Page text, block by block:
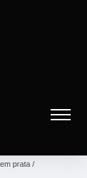
prata